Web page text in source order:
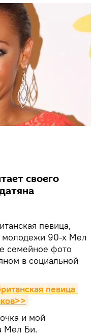
своего
певица,
молодежи 90-х Мел
семейное фото
в социальной
певица
и мой
Мел Би.